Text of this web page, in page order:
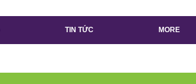
TIN TỨC MORE